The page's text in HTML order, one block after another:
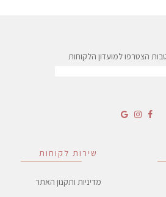
שירות לקוחות
מדיניות ותקנון האתר
הצטרפו למועדון הלקוחות